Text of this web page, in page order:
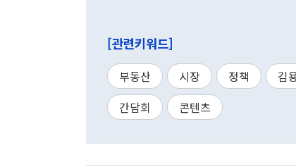
[관련키워드]
부동산 시장 정책 김
간담회
콘텐츠